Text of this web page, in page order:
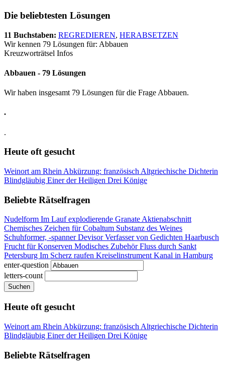
Die beliebtesten Lösungen
11 Buchstaben: REGREDIEREN, HERABSETZEN
Wir kennen 79 Lösungen für: Abbauen
Kreuzworträtsel Infos
Abbauen - 79 Lösungen
Wir haben insgesamt 79 Lösungen für die Frage Abbauen.
.
.
Heute oft gesucht
Weinort am Rhein Abkürzung: französisch Altgriechische Dichterin
Blindgläubig Einer der Heiligen Drei Könige
Beliebte Rätselfragen
Nudelform Im Lauf explodierende GranateAktienabschnitt
Chemisches Zeichen für Cobaltum Substanz des Weines
Schuhformer, -spannerDevisorVerfasser von Gedichten Haarbusch
Frucht für Konserven Modisches ZubehörFluss durch Sankt
Petersburg Im Scherz raufen KreiselinstrumentKanal in Hamburg
enter-question
letters-count
Suchen
Heute oft gesucht
Weinort am Rhein Abkürzung: französisch Altgriechische Dichterin
Blindgläubig Einer der Heiligen Drei Könige
Beliebte Rätselfragen